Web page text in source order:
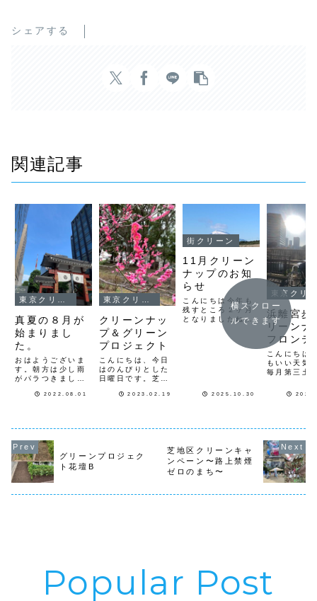
シェアする
関連記事
真夏の８月が
始まりまし
た。
おはようございま
す。朝方は少し雨
がパラつきました
てきました。今日
からが夏本番で
す。８月もクリー
ンナップフロンテ
ィアを開催してい
きます。スケジュ
2022.08.01
クリーンナッ
プ＆グリーン
プロジェクト
こんにちは、今日
はのんびりとした
日曜日です。芝公
麗に咲いていまし
の神田さんと２人
で活動してきまし
た。神田さんと回
2023.02.19
街クリーン
11月クリーン
ナップのお知
らせ
こんにちは今年も
残すところ２ヶ月
となりましたねい
よいよお酉さんの
季節になりました
11月のクリーンナ
集合場所・渋谷警
ンペーン 集合
2025.10.30
浜離宮歩
リーンナ
フロンテ
完了しま
た。
こんにちは
もいい天気
毎月第三土
道のゴミ拾
ですが、今
広げていき
思っていま
路樹も紅葉
ました。運
国道側の植
横スクロー
ルできます
グリーンプロジェク
ト花壇B
芝地区クリーンキャ
ンペーン〜路上禁煙
ゼロのまち〜